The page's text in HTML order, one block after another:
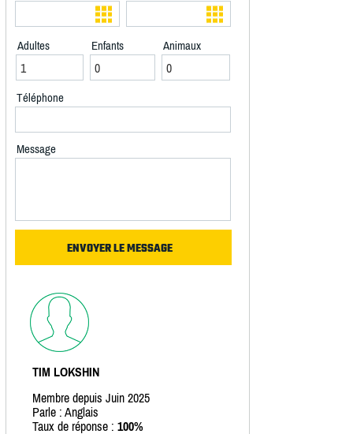
Adultes Enfants Animaux
Téléphone
Message
TIM LOKSHIN
Membre depuis Juin 2025
Parle : Anglais
Taux de réponse : 100%